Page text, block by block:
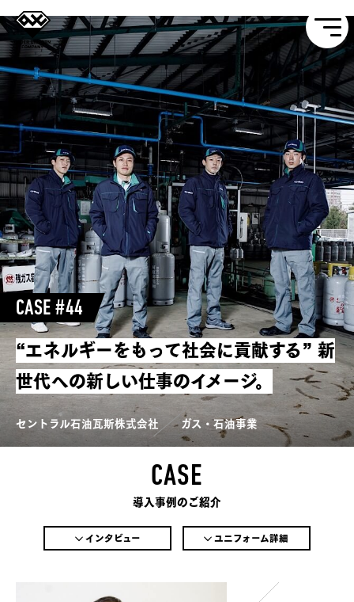
セントラル石油瓦斯株式会社 ガス・石油事業
CASE #44
“エネルギーをもって社会に貢献する” 新
世代への新しい仕事のイメージ。
CASE
導入事例のご紹介
インタビュー ユニフォーム詳細